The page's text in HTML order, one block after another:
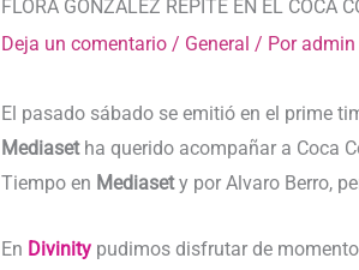
FLORA GONZÁLEZ REPITE EN EL COCA
Deja un comentario / General / Por admin
El pasado sábado se emitió en el prime
Mediasetha querido acompañar a Coca
Tiempo en Mediasety por Alvaro Berro,
En Divinity pudimos disfrutar de